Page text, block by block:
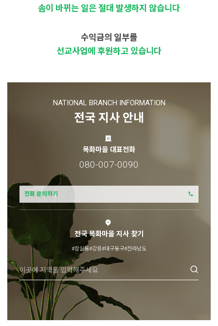
솜이 바뀌는 일은 절대 발생하지 않습니다
수익금의 일부를
선교사업에 후원하고 있습니다
NATIONAL BRANCH INFORMATION
전국 지사 안내
목화마을 대표전화
080-007-0090
전화 문의하기
전국 목화마을 지사 찾기
#잠실동#강릉#대구동구#전라남도